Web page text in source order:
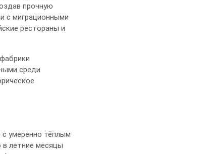
прочную
с миграционными
рестораны и
среди
с умеренно тёплым
в летние месяцы